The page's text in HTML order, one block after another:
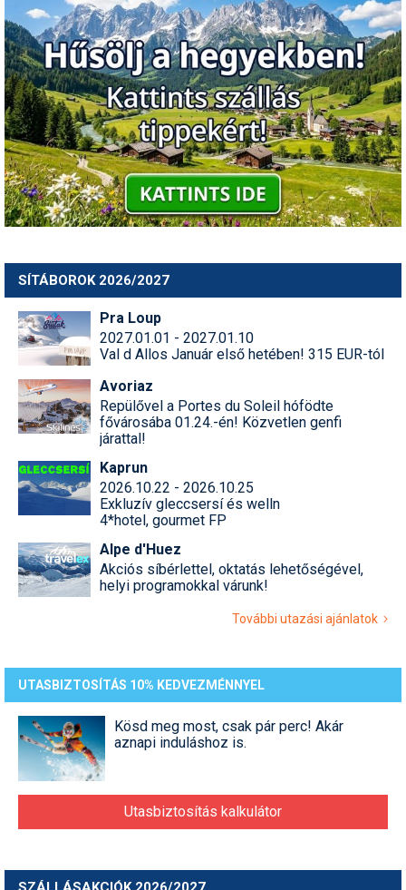
SÍTÁBOROK 2026/2027
Pra Loup
2027.01.01 - 2027.01.10
Val d Allos Január első hetében! 315 EUR-tól
Avoriaz
Repülővel a Portes du Soleil hófödte
fővárosába 01.24.-én! Közvetlen genfi
járattal!
Kaprun
2026.10.22 - 2026.10.25
Exkluzív gleccsersí és welln
4*hotel, gourmet FP
Alpe d'Huez
Akciós síbérlettel, oktatás lehetőségével,
helyi programokkal várunk!
További utazási ajánlatok
UTASBIZTOSÍTÁS 10% KEDVEZMÉNNYEL
Kösd meg most, csak pár perc! Akár
aznapi induláshoz is.
Utasbiztosítás kalkulátor